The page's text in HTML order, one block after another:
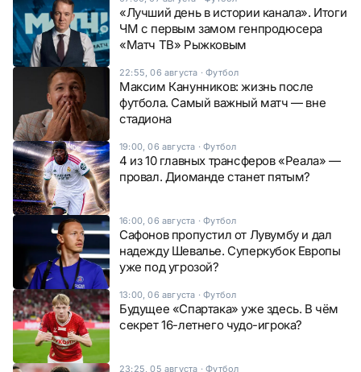
«Лучший день в истории канала». Итоги
ЧМ с первым замом генпродюсера
«Матч ТВ» Рыжковым
22:55, 06 августа ·Футбол
Максим Канунников: жизнь после
футбола. Самый важный матч — вне
стадиона
19:00, 06 августа ·Футбол
4 из 10 главных трансферов «Реала» —
провал. Диоманде станет пятым?
16:00, 06 августа ·Футбол
Сафонов пропустил от Лувумбу и дал
надежду Шевалье. Суперкубок Европы
уже под угрозой?
13:00, 06 августа ·Футбол
Будущее «Спартака» уже здесь. В чём
секрет 16-летнего чудо-игрока?
23:25, 05 августа ·Футбол